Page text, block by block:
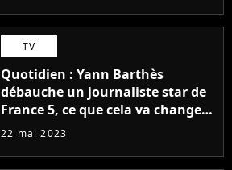
TV
Quotidien : Yann Barthès
débauche un journaliste star de
France 5, ce que cela va changer
à la rentrée
22 mai 2023